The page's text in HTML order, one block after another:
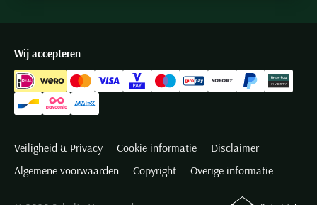
Wij accepteren
Veiligheid & Privacy Cookie informatie
Disclaimer
Algemene voorwaarden
Copyright Overige informatie